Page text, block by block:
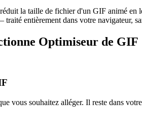
la taille de fichier d'un GIF animé en
entièrement dans votre navigateur,
Optimiseur de GIF
vous souhaitez alléger. Il reste dans